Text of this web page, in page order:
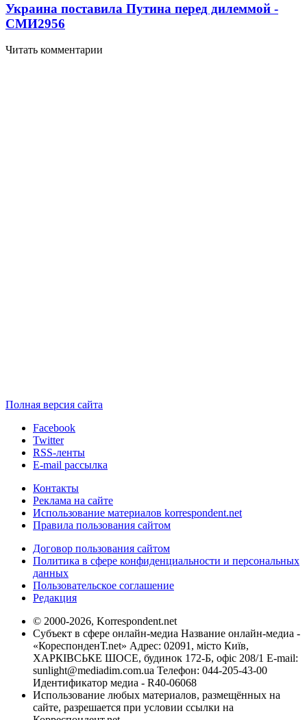
Украина поставила Путина перед дилеммой -
СМИ2956
Читать комментарии
Полная версия сайта
Facebook
Twitter
RSS-ленты
E-mail рассылка
Контакты
Реклама на сайте
Использование материалов korrespondent.net
Правила пользования сайтом
Договор пользования сайтом
Политика в сфере конфиденциальности и персональных
данных
Пользовательское соглашение
Редакция
© 2000-2026, Korrespondent.net
Субъект в сфере онлайн-медиа Название онлайн-медиа -
«КореспонденТ.net» Адрес: 02091, місто Київ,
ХАРКІВСЬКЕ ШОСЕ, будинок 172-Б, офіс 208/1 E-mail:
sunlight@mediadim.com.ua Телефон: 044-205-43-00
Идентификатор медиа - R40-06068
Использование любых материалов, размещённых на
сайте, разрешается при условии ссылки на